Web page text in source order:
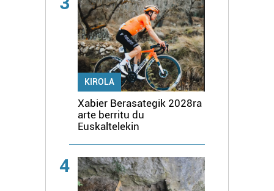
KIROLA
Xabier Berasategik 2028ra
arte berritu du
Euskaltelekin
4